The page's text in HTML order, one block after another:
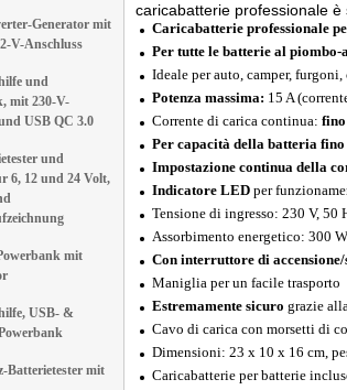
Generator mit
V-Anschluss
und
mit 230-V-
USB QC 3.0
und
6, 12 und 24 Volt,
mit
USB- &
Batterietester mit
caricabatterie professionale è
Caricabatterie professionale
Per tutte le batterie al piombo-
Ideale per auto, camper,
Potenza massima: 15 A
Corrente di carica continua: fino
Per capacità della batteria fino
Impostazione continua della
Indicatore LED per
Tensione di ingresso: 230 V, 50
Assorbimento energetico: 300
Con interruttore di
Maniglia per un facile trasporto
Estremamente sicuro grazie
Cavo di carica con morsetti di
Dimensioni: 23 x 10 x 16 cm,
Caricabatterie per batterie